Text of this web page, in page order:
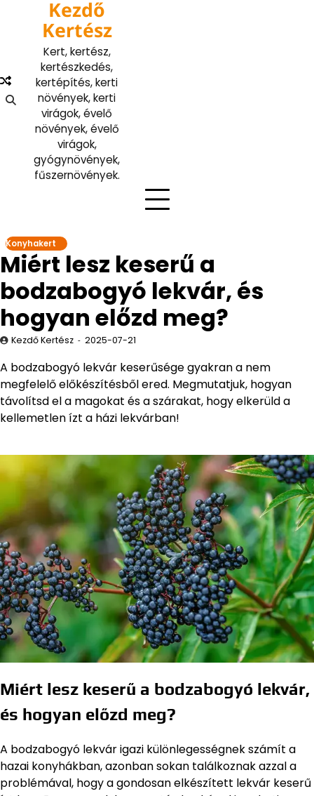
content
Kezdő
Kertész
Kert, kertész,
kertészkedés,
kertépítés, kerti
növények, kerti
virágok, évelő
növények, évelő
virágok,
gyógynövények,
fűszernövények.
Konyhakert
Miért lesz keserű a
bodzabogyó lekvár, és
hogyan előzd meg?
Kezdő Kertész 2025-07-21
A bodzabogyó lekvár keserűsége gyakran a nem
megfelelő előkészítésből ered. Megmutatjuk, hogyan
távolítsd el a magokat és a szárakat, hogy elkerüld a
kellemetlen ízt a házi lekvárban!
Miért lesz keserű a bodzabogyó lekvár,
és hogyan előzd meg?
A bodzabogyó lekvár igazi különlegességnek számít a
hazai konyhákban, azonban sokan találkoznak azzal a
problémával, hogy a gondosan elkészített lekvár keserű